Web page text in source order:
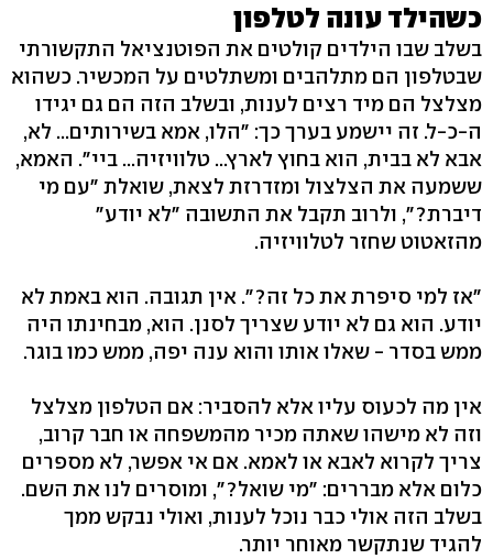
כשהילד עונה לטלפון
בשלב שבו הילדים קולטים את הפוטנציאל התקשורתי
שבטלפון הם מתלהבים ומשתלטים על המכשיר. כשהוא
מצלצל הם מיד רצים לענות, ובשלב הזה הם גם יגידו
ה-כ-ל. זה יישמע בערך כך: "הלו, אמא בשירותים... לא,
אבא לא בבית, הוא בחוץ לארץ... טלוויזיה... ביי". האמא,
ששמעה את הצלצול ומזדרזת לצאת, שואלת "עם מי
דיברת?", ולרוב תקבל את התשובה "לא יודע"
מהזאטוט שחזר לטלוויזיה.
"אז למי סיפרת את כל זה?". אין תגובה. הוא באמת לא
יודע. הוא גם לא יודע שצריך לסנן. הוא, מבחינתו היה
ממש בסדר - שאלו אותו והוא ענה יפה, ממש כמו בוגר.
אין מה לכעוס עליו אלא להסביר: אם הטלפון מצלצל
וזה לא מישהו שאתה מכיר מהמשפחה או חבר קרוב,
צריך לקרוא לאבא או לאמא. אם אי אפשר, לא מספרים
כלום אלא מבררים: "מי שואל?", ומוסרים לנו את השם.
בשלב הזה אולי כבר נוכל לענות, ואולי נבקש ממך
להגיד שנתקשר מאוחר יותר.